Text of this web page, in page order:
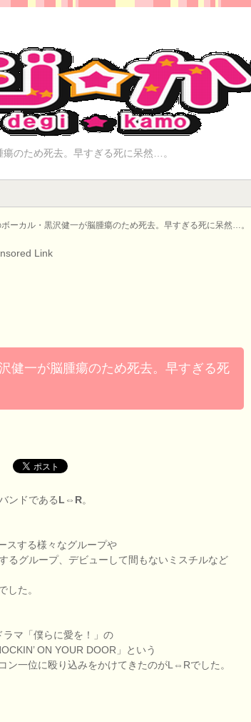
のため死去。早すぎる死に呆然…。
ーカル・黒沢健一が脳腫瘍のため死去。早すぎる死に呆然…。
Link
健一が脳腫瘍のため死去。早すぎる死
ンドであるL⇔R。
スする様々なグループや
るグループ、デビューして間もないミスチルなど
した。
マ「僕らに愛を！」の
ON YOUR DOOR」という
ン一位に殴り込みをかけてきたのがL⇔Rでした。